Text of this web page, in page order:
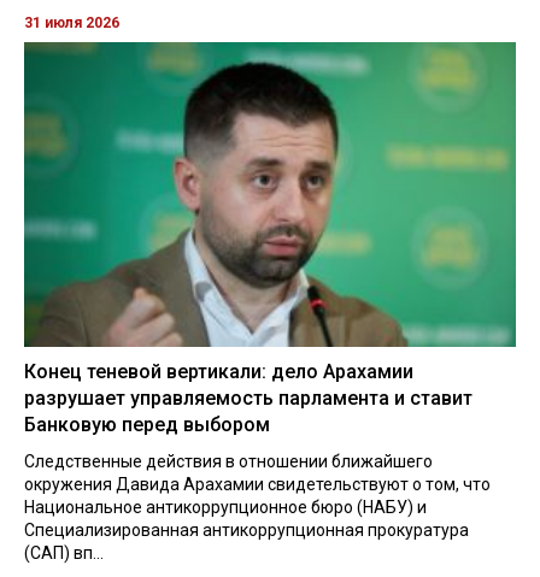
31 июля 2026
Конец теневой вертикали: дело Арахамии
разрушает управляемость парламента и ставит
Банковую перед выбором
Следственные действия в отношении ближайшего
окружения Давида Арахамии свидетельствуют о том, что
Национальное антикоррупционное бюро (НАБУ) и
Специализированная антикоррупционная прокуратура
(САП) вп...